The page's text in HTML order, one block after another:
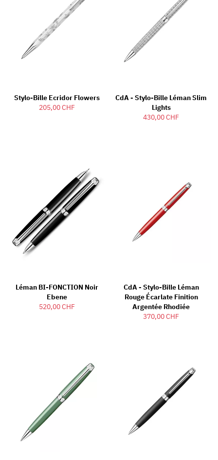
Stylo-Bille Ecridor Flowers
205,00 CHF
CdA - Stylo-Bille Léman Slim
Lights
430,00 CHF
Léman BI-FONCTION Noir
Ebene
520,00 CHF
CdA - Stylo-Bille Léman
Rouge Écarlate Finition
Argentée Rhodiée
370,00 CHF